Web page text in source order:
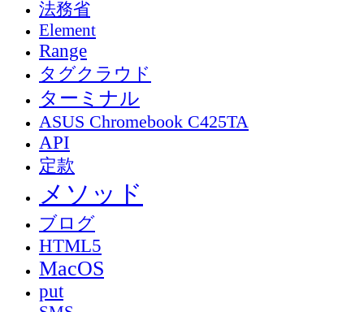
法務省
Element
Range
タグクラウド
ターミナル
ASUS Chromebook C425TA
API
定款
メソッド
ブログ
HTML5
MacOS
put